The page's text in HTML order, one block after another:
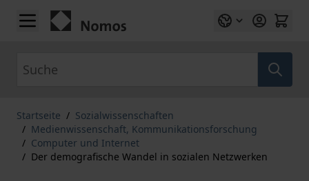
Zum Inhalt springen
Startseite / Sozialwissenschaften
/ Medienwissenschaft, Kommunikationsforschung
/ Computer und Internet
/ Der demografische Wandel in sozialen Netzwerken